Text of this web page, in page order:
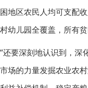
困地区农民人均可支配
村幼儿园全覆盖，所有
“还要深刻地认识到，深
市场的力量发掘农业农